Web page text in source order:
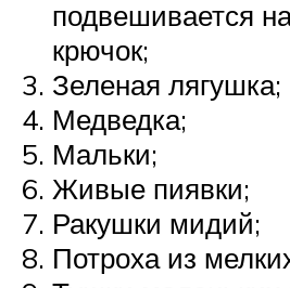
подвешивается
крючок;
Зеленая лягушка;
Медведка;
Мальки;
Живые пиявки;
Ракушки мидий;
Потроха из